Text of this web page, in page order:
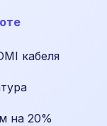
кабеля
на 20%